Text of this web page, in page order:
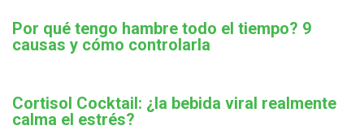
Por qué tengo hambre todo el tiempo? 9
causas y cómo controlarla
Cortisol Cocktail: ¿la bebida viral realmente
calma el estrés?